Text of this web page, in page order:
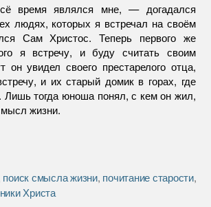
время являлся мне, — догадался
людях, которых я встречал на своём
Сам Христос. Теперь первого же
я встречу, и буду считать своим
он увидел своего престарелого отца,
и их старый домик в горах, где
Лишь тогда юноша понял, с кем он жил,
жизни.
поиск смысла жизни, почитание старости,
Христа